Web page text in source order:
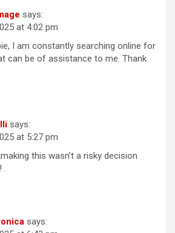
says:
at 4:02 pm
I am constantly searching online for
can be of assistance to me. Thank
says:
at 5:27 pm
this wasn’t a risky decision
.
says: